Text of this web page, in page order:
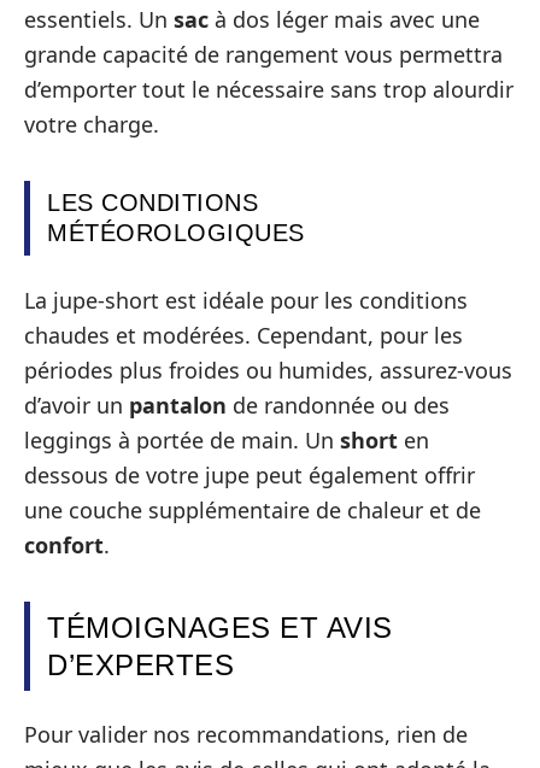
essentiels. Un sac à dos léger mais avec une
grande capacité de rangement vous permettra
d’emporter tout le nécessaire sans trop alourdir
votre charge.
LES CONDITIONS
MÉTÉOROLOGIQUES
La jupe-short est idéale pour les conditions
chaudes et modérées. Cependant, pour les
périodes plus froides ou humides, assurez-vous
d’avoir un pantalon de randonnée ou des
leggings à portée de main. Un short en
dessous de votre jupe peut également offrir
une couche supplémentaire de chaleur et de
confort.
TÉMOIGNAGES ET AVIS
D’EXPERTES
Pour valider nos recommandations, rien de